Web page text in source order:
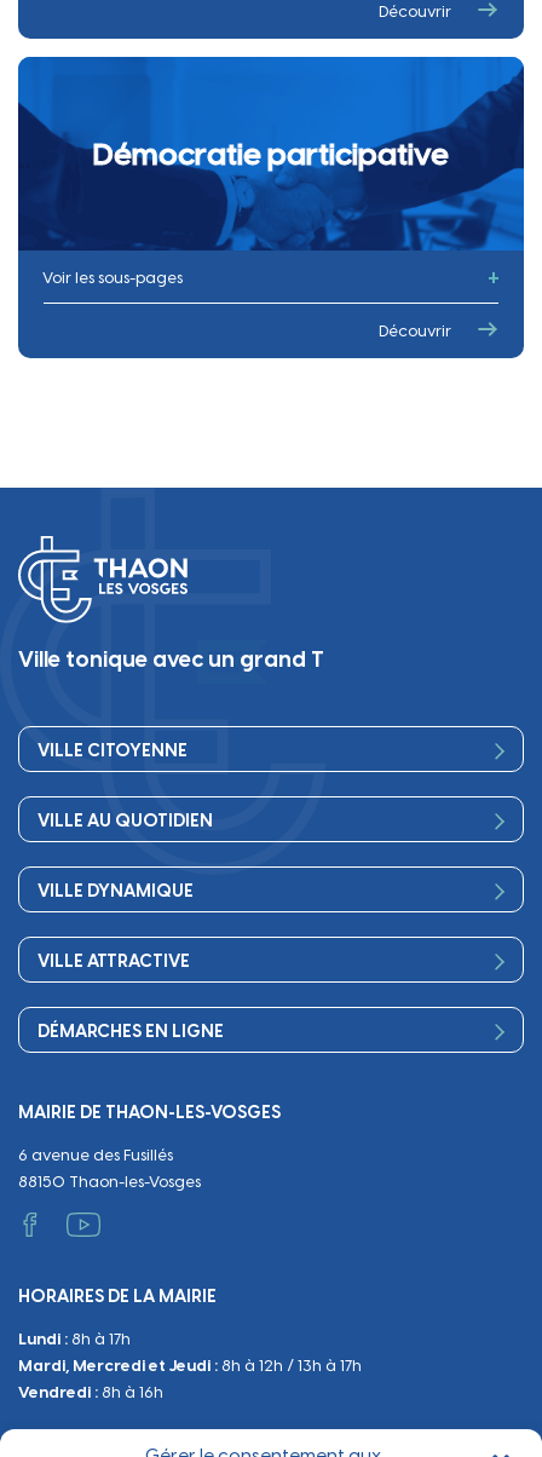
Taxes locales
Découvrir
Démocratie participative
Voir les sous-pages
Comités de Proximité
Découvrir
Ville tonique avec un grand T
VILLE CITOYENNE
Conseil Municipal
Les services de la Mairie
Finances
Démocratie participative
Publications
VILLE AU QUOTIDIEN
Petite enfance
Scolarité
Périscolaire
Séniors, social, santé
Circuler
Emploi
VILLE DYNAMIQUE
Culture
Associations
Equipements
VILLE ATTRACTIVE
Commerces et artisanat
Urbanisme
Tranquillité et sécurité
DÉMARCHES EN LIGNE
Décès
Papiers et citoyenneté
Administratif et technique
Manifestations
Urbanisme
Sanitaire et Sécurité
MAIRIE DE THAON-LES-VOSGES
6 avenue des Fusillés
88150 Thaon-les-Vosges
HORAIRES DE LA MAIRIE
Lundi : 8h à 17h
Mardi, Mercredi et Jeudi : 8h à 12h / 13h à 17h
Vendredi : 8h à 16h